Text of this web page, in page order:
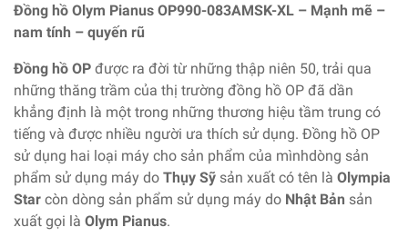
Đồng hồ Olym Pianus OP990-083AMSK-XL – Mạnh mẽ –
nam tính – quyến rũ
Đồng hồ OP được ra đời từ những thập niên 50, trải qua
những thăng trầm của thị trường đồng hồ OP đã dần
khẳng định là một trong những thương hiệu tầm trung có
tiếng và được nhiều người ưa thích sử dụng. Đồng hồ OP
sử dụng hai loại máy cho sản phẩm của mìnhdòng sản
phẩm sử dụng máy do Thụy Sỹ sản xuất có tên là Olympia
Star còn dòng sản phẩm sử dụng máy do Nhật Bản sản
xuất gọi là Olym Pianus.